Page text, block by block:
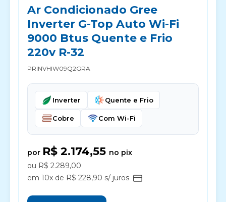
Ar Condicionado Gree
Inverter G-Top Auto Wi-Fi
9000 Btus Quente e Frio
220v R-32
PRINVHIW09Q2GRA
Inverter Quente e Frio
Cobre Com Wi-Fi
por R$ 2.174,55 no pix
ou R$ 2.289,00
em 10x de R$ 228,90 s/ juros